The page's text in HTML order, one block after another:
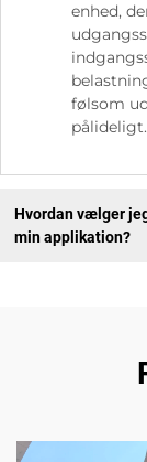
enhed,
følsom
pålideligt.
Hvordan vælger
min applikation?